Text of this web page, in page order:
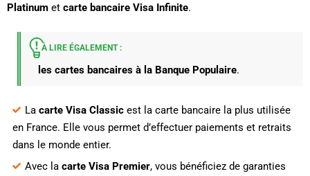
Platinum et carte bancaire Visa Infinite.
À LIRE ÉGALEMENT :
les cartes bancaires à la Banque Populaire.
La carte Visa Classicest la carte bancaire la plus utilisée
en France. Elle vous permet d’effectuer paiements et retraits
dans le monde entier.
Avec la carte Visa Premier, vous bénéficiez de garanties